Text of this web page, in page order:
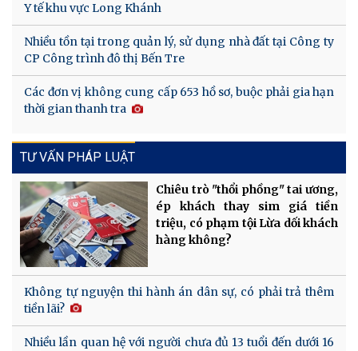
Y tế khu vực Long Khánh
Nhiều tồn tại trong quản lý, sử dụng nhà đất tại Công ty
CP Công trình đô thị Bến Tre
Các đơn vị không cung cấp 653 hồ sơ, buộc phải gia hạn
thời gian thanh tra
TƯ VẤN PHÁP LUẬT
Chiêu trò "thổi phồng" tai ương,
ép khách thay sim giá tiền
triệu, có phạm tội Lừa dối khách
hàng không?
Không tự nguyện thi hành án dân sự, có phải trả thêm
tiền lãi?
Nhiều lần quan hệ với người chưa đủ 13 tuổi đến dưới 16